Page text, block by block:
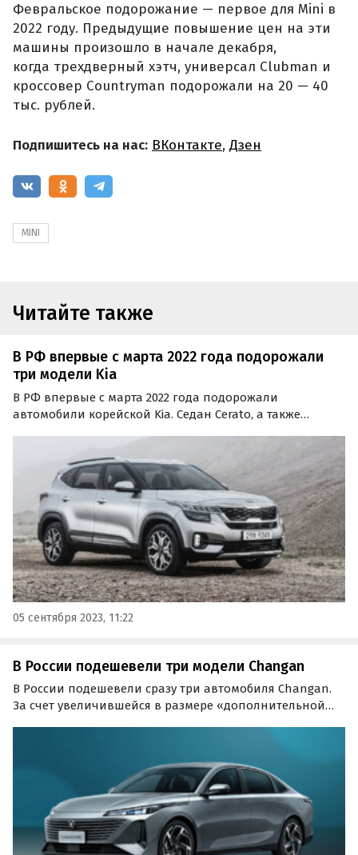
Февральское подорожание — первое для Mini в
2022 году. Предыдущие повышение цен на эти
машины произошло в начале декабря,
когда трехдверный хэтч, универсал Clubman и
кроссовер Countryman подорожали на 20 — 40
тыс. рублей.
Подпишитесь на нас: ВКонтакте, Дзен
MINI
Читайте также
В РФ впервые с марта 2022 года подорожали
три модели Kia
В РФ впервые с марта 2022 года подорожали
автомобили корейской Kia. Седан Cerato, а также
3,6-5,7%, сообщают «Автоновости дня».
05 сентября 2023, 11:22
В России подешевели три модели Changan
В России подешевели сразу три автомобиля Changan.
За счет увеличившейся в размере «дополнительной